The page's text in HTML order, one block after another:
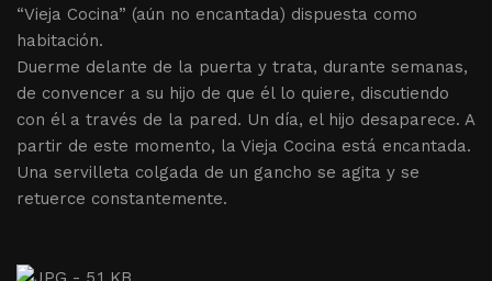
“Vieja Cocina” (aún no encantada) dispuesta como
habitación.
Duerme delante de la puerta y trata, durante semanas,
de convencer a su hijo de que él lo quiere, discutiendo
con él a través de la pared. Un día, el hijo desaparece. A
partir de este momento, la Vieja Cocina está encantada.
Una servilleta colgada de un gancho se agita y se
retuerce constantemente.